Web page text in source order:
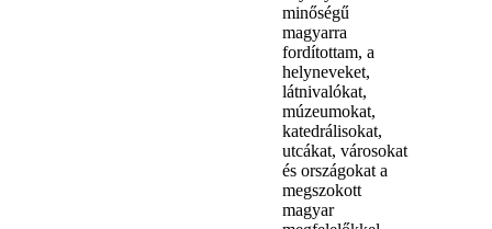
minőségű
magyarra
fordítottam, a
helyneveket,
látnivalókat,
múzeumokat,
katedrálisokat,
utcákat, városokat
és országokat a
megszokott
magyar